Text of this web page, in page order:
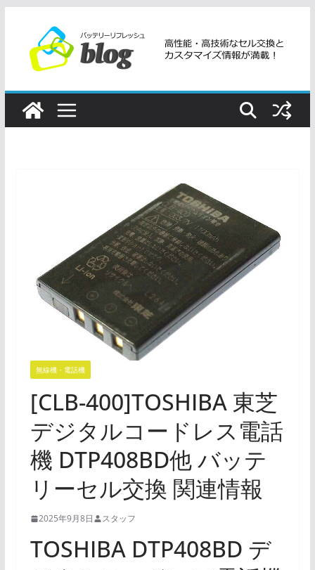
ツ
無線機・電話機
[CLB-400]TOSHIBA 東芝
デジタルコードレス電話
機 DTP408BD他 バッテ
リーセル交換 関連情報
2025年9月8日 スタッフ
TOSHIBA DTP408BD デ